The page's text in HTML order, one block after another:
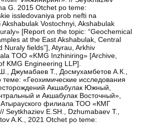
G. 2015 Otchet po teme:
issledovaniya prob nefti na
Vostochnyi, Akshabulak
[Report on the topic: “Geochemical
at the East Akshabulak, Central
Nuraly fields”], Atyrau, Arkhiv
TOO «KMG Inzhiniring» [Archive,
KMG Engineering LLP].
Джумабаев Т., Досмухамбетов А.К.,
теме: «Геохимические исследования
Акшабулак Южный,
и Акшабулак Восточный»,
Атырауского филиала ТОО «КМГ
Seytkhaziev E.SH., Dzhumabaev T.,
A.K., 2021 Otchet po teme: